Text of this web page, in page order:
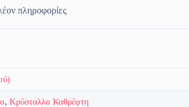
πληροφορίες
, Κρύσταλλο Καθρέφτη